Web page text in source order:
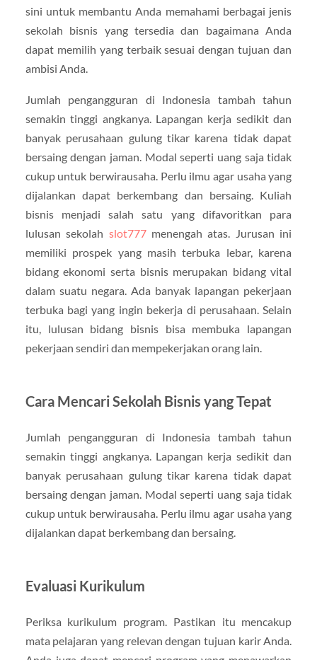
sini untuk membantu Anda memahami berbagai jenis
sekolah bisnis yang tersedia dan bagaimana Anda
dapat memilih yang terbaik sesuai dengan tujuan dan
ambisi Anda.
Jumlah pengangguran di Indonesia tambah tahun
semakin tinggi angkanya. Lapangan kerja sedikit dan
banyak perusahaan gulung tikar karena tidak dapat
bersaing dengan jaman. Modal seperti uang saja tidak
cukup untuk berwirausaha. Perlu ilmu agar usaha yang
dijalankan dapat berkembang dan bersaing. Kuliah
bisnis menjadi salah satu yang difavoritkan para
lulusan sekolah slot777menengah atas. Jurusan ini
memiliki prospek yang masih terbuka lebar, karena
bidang ekonomi serta bisnis merupakan bidang vital
dalam suatu negara. Ada banyak lapangan pekerjaan
terbuka bagi yang ingin bekerja di perusahaan. Selain
itu, lulusan bidang bisnis bisa membuka lapangan
pekerjaan sendiri dan mempekerjakan orang lain.
Cara Mencari Sekolah Bisnis yang Tepat
Jumlah pengangguran di Indonesia tambah tahun
semakin tinggi angkanya. Lapangan kerja sedikit dan
banyak perusahaan gulung tikar karena tidak dapat
bersaing dengan jaman. Modal seperti uang saja tidak
cukup untuk berwirausaha. Perlu ilmu agar usaha yang
dijalankan dapat berkembang dan bersaing.
Evaluasi Kurikulum
Periksa kurikulum program. Pastikan itu mencakup
mata pelajaran yang relevan dengan tujuan karir Anda.